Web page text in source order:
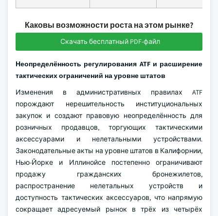
Каковы возможности роста на этом рынке?
Скачать бесплатный PDF-файл
Неопределённость регулирования ATF и расширение
тактических ограничений на уровне штатов
Изменения в административных правилах ATF
порождают нерешительность институциональных
закупок и создают правовую неопределённость для
розничных продавцов, торгующих тактическими
аксессуарами и нелетальными устройствами.
Законодательные акты на уровне штатов в Калифорнии,
Нью-Йорке и Иллинойсе постепенно ограничивают
продажу гражданских бронежилетов,
распространение нелетальных устройств и
доступность тактических аксессуаров, что напрямую
сокращает адресуемый рынок в трёх из четырёх